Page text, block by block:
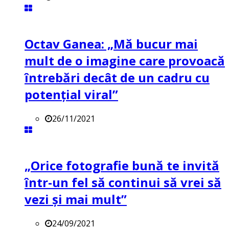
Octav Ganea: „Mă bucur mai
mult de o imagine care provoacă
întrebări decât de un cadru cu
potenţial viral”
26/11/2021
„Orice fotografie bună te invită
într-un fel să continui să vrei să
vezi și mai mult”
24/09/2021